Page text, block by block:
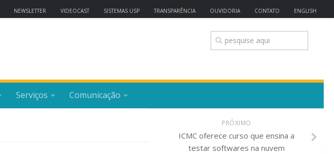
NEWSLETTER VIDEOCAST SISTEMAS USP TRANSPARÊNCIA OUVIDORIA CONTATO ENGLISH
Serviços Comunicação
PRÓXIMO
ICMC oferece curso que ensina a
testar softwares na nuvem